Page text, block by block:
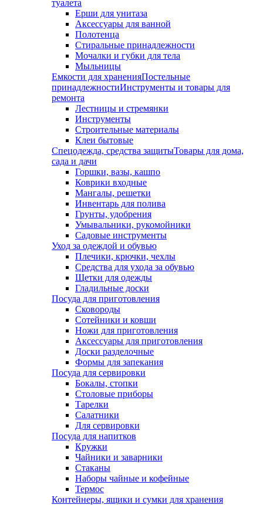
туалета
Ерши для унитаза
Аксессуары для ванной
Полотенца
Стиральные принадлежности
Мочалки и губки для тела
Мыльницы
Емкости для храненияПостельные
принадлежностиИнструменты и товары для
ремонта
Лестницы и стремянки
Инструменты
Строительные материалы
Клеи бытовые
Спецодежда, средства защитыТовары для дома,
сада и дачи
Горшки, вазы, кашпо
Коврики входные
Мангалы, решетки
Инвентарь для полива
Грунты, удобрения
Умывальники, рукомойники
Садовые инструменты
Уход за одеждой и обувью
Плечики, крючки, чехлы
Средства для ухода за обувью
Щетки для одежды
Гладильные доски
Посуда для приготовления
Сковороды
Сотейники и ковши
Ножи для приготовления
Аксессуары для приготовления
Доски разделочные
Формы для запекания
Посуда для сервировки
Бокалы, стопки
Столовые приборы
Тарелки
Салатники
Для сервировки
Посуда для напитков
Кружки
Чайники и заварники
Стаканы
Наборы чайные и кофейные
Термос
Контейнеры, ящики и сумки для хранения